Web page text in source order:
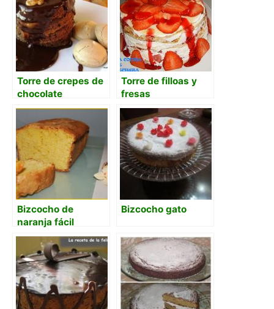
Torre de crepes de
chocolate
Torre de filloas y
fresas
Bizcocho de
naranja fácil
Bizcocho gato